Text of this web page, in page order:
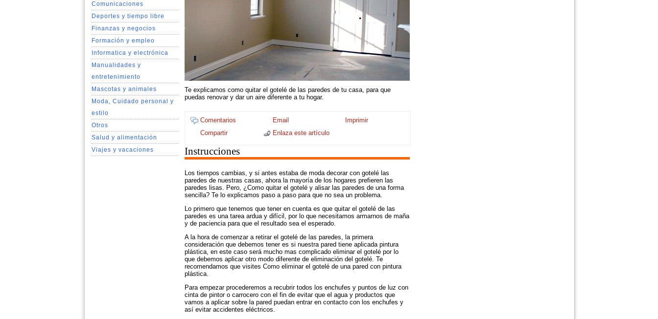
Comunicaciones
Deportes y tiempo libre
Finanzas y negocios
Formación y empleo
Informatica y electrónica
Manualidades y
entretenimiento
Mascotas y animales
Moda, Cuidado personal y
estilo
Otros
Salud y alimentación
Viajes y vacaciones
Te explicamos como quitar el gotelé de las paredes de tu casa, para que
puedas renovar y dar un aire diferente a tu hogar.
Comentarios Email
Imprimir
Compartir
Enlaza este artículo
Instrucciones
Los tiempos cambias, y si antes estaba de moda decorar con gotelé las
paredes de nuestras casas, ahora la mayoría de los hogares prefieren las
paredes lisas. Pero, ¿Como quitar el gotelé y alisar las paredes de una forma
sencilla? Te lo explicamos paso a paso para que no sea un problema.
Lo primero que tenemos que tener en cuenta es que quitar el gotelé de las
paredes es una tarea ardua y difícil, por lo que necesitamos armarnos de maña
y de paciencia para que el resultado sea el esperado.
A la hora de comenzar a retirar el gotelé de las paredes, la primera
consideración que debemos tener es si nuestra pared tiene aplicada pintura
plástica, en este caso será mucho mas complicado eliminar el gotelé por lo
que debemos aplicar otro modo diferente de eliminación del gotelé. Te
recomendamos que visites Como eliminar el gotelé de una pared con pintura
plástica.
Para empezar procederemos a recubrir todos los enchufes y puntos de luz con
cinta de pintor o carrocero con el fin de evitar que el agua y productos que
vamos a aplicar sobre la pared puedan entrar en contacto con los enchufes y
así evitar accidentes eléctricos.